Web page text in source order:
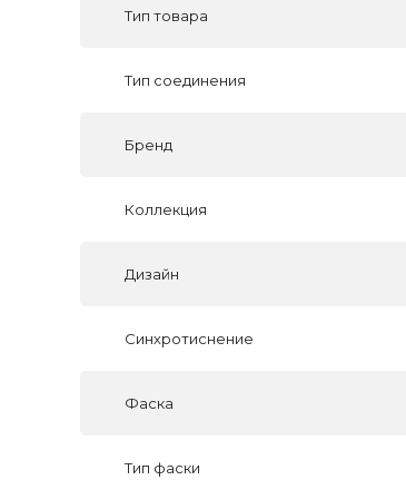
Тип товара
Тип соединения
Бренд
Коллекция
Дизайн
Синхротиснение
Фаска
Тип фаски